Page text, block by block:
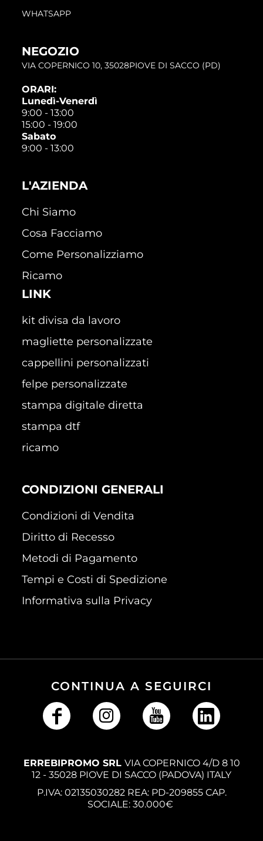
WHATSAPP
NEGOZIO
VIA COPERNICO 10, 35028PIOVE DI SACCO (PD)
ORARI:
Lunedì-Venerdì
9:00 - 13:00
15:00 - 19:00
Sabato
9:00 - 13:00
L'AZIENDA
Chi Siamo
Cosa Facciamo
Come Personalizziamo
Ricamo
LINK
kit divisa da lavoro
magliette personalizzate
cappellini personalizzati
felpe personalizzate
stampa digitale diretta
stampa dtf
ricamo
CONDIZIONI GENERALI
Condizioni di Vendita
Diritto di Recesso
Metodi di Pagamento
Tempi e Costi di Spedizione
Informativa sulla Privacy
CONTINUA A SEGUIRCI
ERREBIPROMO SRL VIA COPERNICO 4/D 8 10
12 - 35028 PIOVE DI SACCO (PADOVA) ITALY
P.IVA: 02135030282 REA: PD-209855 CAP.
SOCIALE: 30.000€